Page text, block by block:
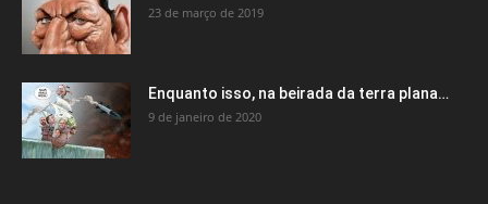
23 de março de 2019
Enquanto isso, na beirada da terra plana…
9 de janeiro de 2020